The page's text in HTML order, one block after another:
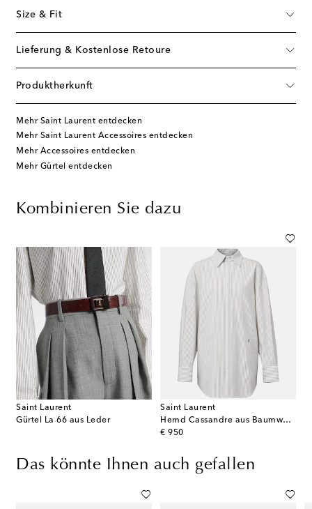
Size & Fit
Lieferung & Kostenlose Retoure
Produktherkunft
Mehr Saint Laurent entdecken
Mehr Saint Laurent Accessoires entdecken
Mehr Accessoires entdecken
Mehr Gürtel entdecken
Kombinieren Sie dazu
Saint Laurent
Gürtel La 66 aus Leder
Saint Laurent
Hemd Cassandre aus Baumwolle
€ 950
original price
Das könnte Ihnen auch gefallen